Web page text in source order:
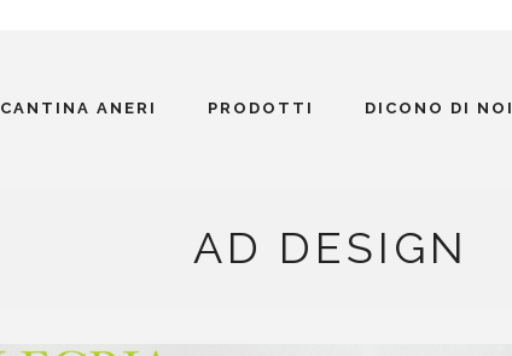
CANTINA ANERI PRODOTTI DICONO DI NOI
AD DESIGN